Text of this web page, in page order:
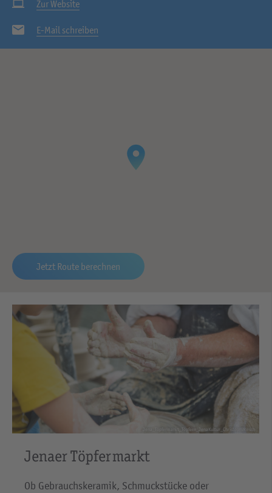
Zur Website
E-Mail schreiben
Jetzt Route berechnen
Jena_Töpfermarkt_Töpfern_JenaKultur_ChristophWorsch
Jenaer Töpfermarkt
Ob Gebrauchskeramik, Schmuckstücke oder